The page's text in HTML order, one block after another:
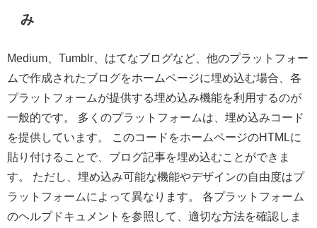
み
Medium、Tumblr、はてなブログなど、他のプラットフォー
ムで作成されたブログをホームページに埋め込む場合、各
プラットフォームが提供する埋め込み機能を利用するのが
一般的です。 多くのプラットフォームは、埋め込みコード
を提供しています。 このコードをホームページのHTMLに
貼り付けることで、ブログ記事を埋め込むことができま
す。 ただし、埋め込み可能な機能やデザインの自由度はプ
ラットフォームによって異なります。 各プラットフォーム
のヘルプドキュメントを参照して、適切な方法を確認しま